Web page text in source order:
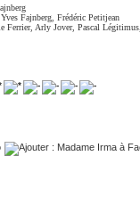
,Yves Fajnberg ,Frédéric Petitjean
Ferrier, Arly Jover,Pascal Légitimus